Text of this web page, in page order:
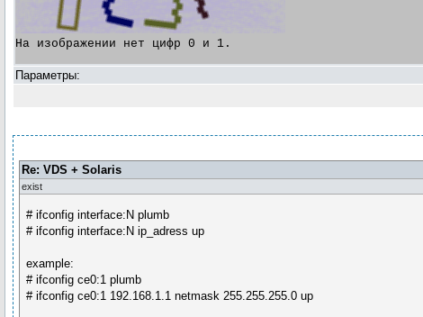
На изображении нет цифр 0 и 1.
Параметры:
Re: VDS + Solaris
exist
# ifconfig interface:N plumb
# ifconfig interface:N ip_adress up
example:
# ifconfig ce0:1 plumb
# ifconfig ce0:1 192.168.1.1 netmask 255.255.255.0 up